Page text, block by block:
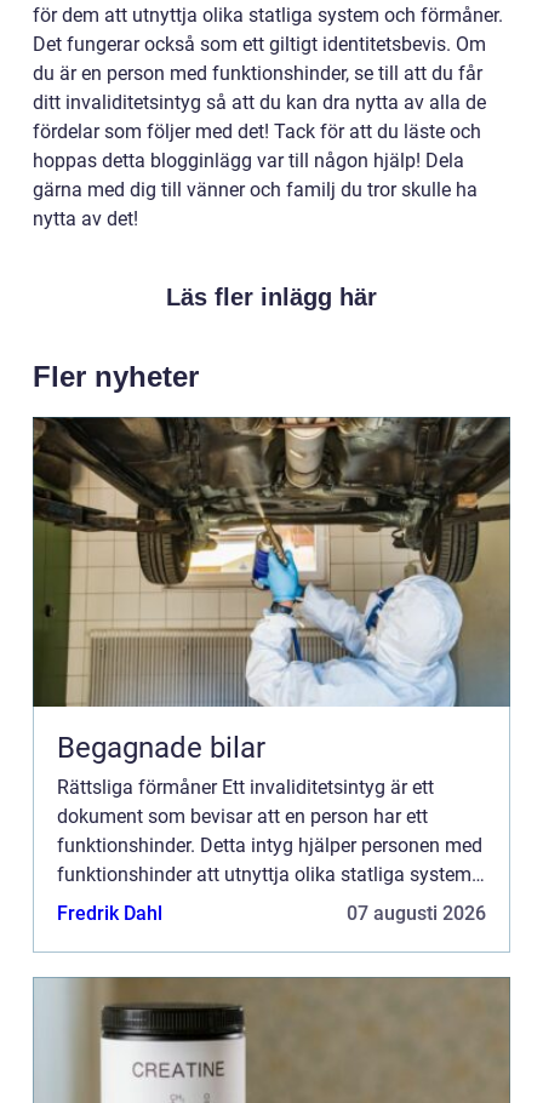
för dem att utnyttja olika statliga system och förmåner.
Det fungerar också som ett giltigt identitetsbevis. Om
du är en person med funktionshinder, se till att du får
ditt invaliditetsintyg så att du kan dra nytta av alla de
fördelar som följer med det! Tack för att du läste och
hoppas detta blogginlägg var till någon hjälp! Dela
gärna med dig till vänner och familj du tror skulle ha
nytta av det!
Läs fler inlägg här
Fler nyheter
Begagnade bilar
Rättsliga förmåner Ett invaliditetsintyg är ett
dokument som bevisar att en person har ett
funktionshinder. Detta intyg hjälper personen med
funktionshinder att utnyttja olika statliga system
och förmåner. Det fungerar också som ett giltigt
Fredrik Dahl 07 augusti 2026